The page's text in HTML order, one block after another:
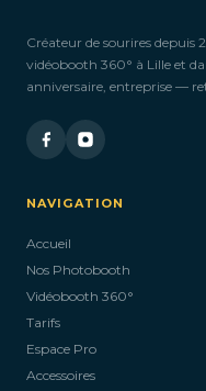
Créateur de sourires depuis
vidéobooth 360° à Lille et
anniversaire, entreprise —
NAVIGATION
Accueil
Nos Photobooth
Vidéobooth 360°
Tarifs
Espace Pro
Accessoires